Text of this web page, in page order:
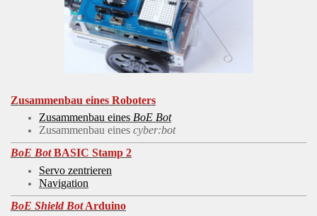
Zusammenbau eines Roboters
Zusammenbau eines BoE Bot
Zusammenbau eines cyber:bot
BoE BotBASIC Stamp 2
Servo zentrieren
Navigation
BoE Shield BotArduino